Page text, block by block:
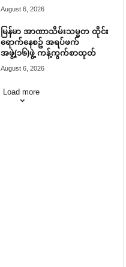
August 6, 2026
မြန်မာ အာဏာသိမ်းသမ္မတ ထိုင်း
ရောက်နေစဥ် အရပ်ဖက်
အဖွဲ့(၁၆)ဖွဲ့ ကန့်ကွက်စာထုတ်
August 6, 2026
Load more